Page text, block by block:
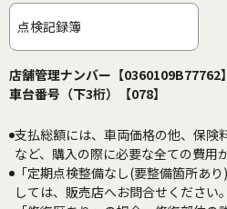
点検記録簿
店舗管理ナンバー【0360109B77762】
車台番号（下3桁）【078】
支払総額には、車両価格の他、保険
など、購入の際に必要な全ての費用
「定期点検整備なし(要整備箇所あ
しては、販売店へお問合せください。